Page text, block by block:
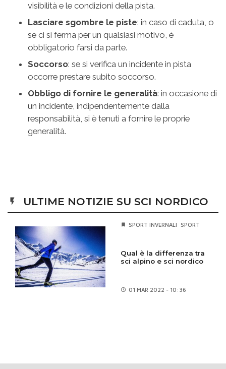
visibilità e le condizioni della pista.
Lasciare sgombre le piste: in caso di caduta, o
se ci si ferma per un qualsiasi motivo, è
obbligatorio farsi da parte.
Soccorso: se si verifica un incidente in pista
occorre prestare subito soccorso.
Obbligo di fornire le generalità: in occasione di
un incidente, indipendentemente dalla
responsabilità, si è tenuti a fornire le proprie
generalità.
ULTIME NOTIZIE SU SCI NORDICO
SPORT INVERNALI SPORT
Qual è la differenza tra
sci alpino e sci nordico
01 MAR 2022 - 10:36